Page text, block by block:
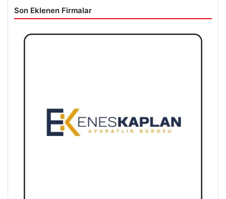
Son Eklenen Firmalar